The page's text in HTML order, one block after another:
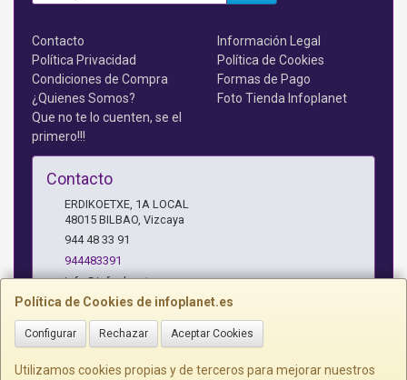
Política de Cookies de infoplanet.es
Configurar Rechazar Aceptar Cookies
Utilizamos cookies propias y de terceros para mejorar nuestros
Contacto
Información Legal
Política Privacidad
Política de Cookies
Condiciones de Compra
Formas de Pago
¿Quienes Somos?
Foto Tienda Infoplanet
Que no te lo cuenten, se el
primero!!!
Contacto
ERDIKOETXE, 1A LOCAL
48015 BILBAO, Vizcaya
944 48 33 91
944483391
info@infoplanet.es
Horario
10 A 14:15 H Y 17:15 A 19:30 H